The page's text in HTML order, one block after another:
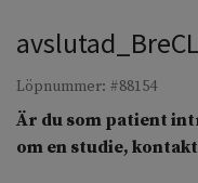
Löpnummer: #88154
Är du som patient
om en studie,